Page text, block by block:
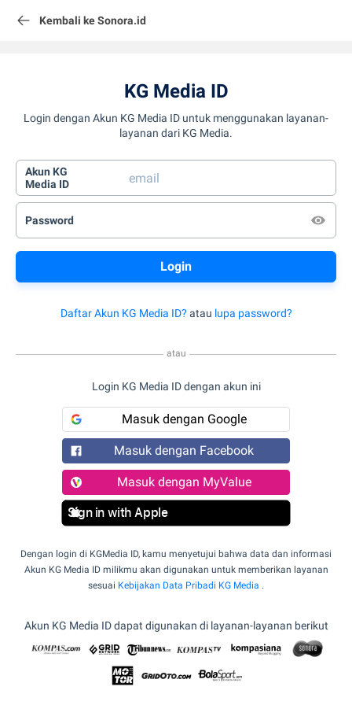
Kembali ke Sonora.id
KG Media ID
Login dengan Akun KG Media ID untuk menggunakan layanan-
layanan dari KG Media.
Akun KG
Media ID
Password
Daftar Akun KG Media ID? atau lupa password?
atau
Login KG Media ID dengan akun ini
Masuk dengan Google
Masuk dengan Facebook
Masuk dengan MyValue
Sign in with Apple
Dengan login di KGMedia ID, kamu menyetujui bahwa data dan informasi
Akun KG Media ID milikmu akan digunakan untuk memberikan layanan
sesuai Kebijakan Data Pribadi KG Media .
Akun KG Media ID dapat digunakan di layanan-layanan berikut